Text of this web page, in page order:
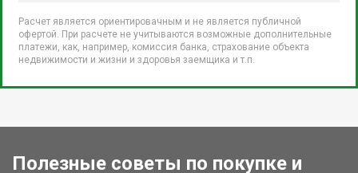
Расчет является ориентировачным и не является публичной
офертой. При расчете не учитываются возможные дополнительные
платежи, как, например, комиссия банка, страхование объекта
недвижимости и жизни и здоровья заемщика и т.п.
Полезные советы по покупке и